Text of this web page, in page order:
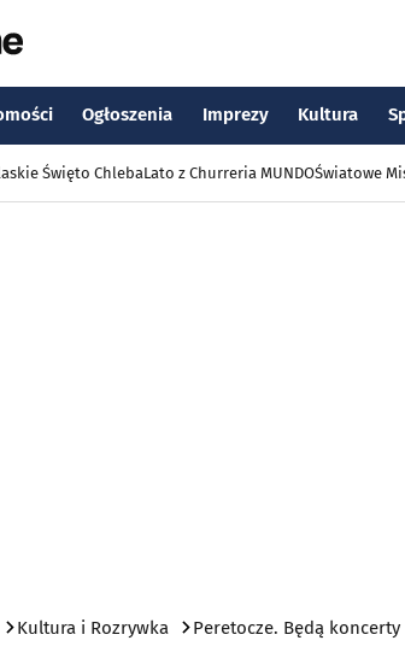
Ogłoszenia Imprezy Kultura
Święto ChlebaLato z Churreria MUNDOŚwiatowe
Kultura i Rozrywka Peretocze. Będą